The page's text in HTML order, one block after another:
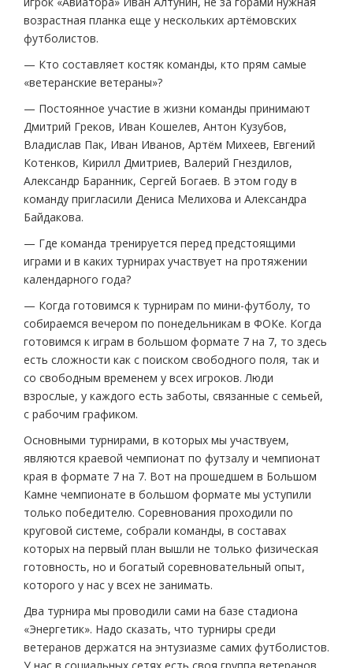
возрастная планка еще у нескольких артёмовских
футболистов.
— Кто составляет костяк команды, кто прям самые
«ветеранские ветераны»?
— Постоянное участие в жизни команды принимают
Дмитрий Греков, Иван Кошелев, Антон Кузубов,
Владислав Пак, Иван Иванов, Артём Михеев, Евгений
Котенков, Кирилл Дмитриев, Валерий Гнездилов,
Александр Баранник, Сергей Богаев. В этом году в
команду пригласили Дениса Мелихова и Александра
Байдакова.
— Где команда тренируется перед предстоящими
играми и в каких турнирах участвует на протяжении
календарного года?
— Когда готовимся к турнирам по мини-футболу, то
собираемся вечером по понедельникам в ФОКе. Когда
готовимся к играм в большом формате 7 на 7, то здесь
есть сложности как с поиском свободного поля, так и
со свободным временем у всех игроков. Люди
взрослые, у каждого есть заботы, связанные с семьей,
с рабочим графиком.
Основными турнирами, в которых мы участвуем,
являются краевой чемпионат по футзалу и чемпионат
края в формате 7 на 7. Вот на прошедшем в Большом
Камне чемпионате в большом формате мы уступили
только победителю. Соревнования проходили по
круговой системе, собрали команды, в составах
которых на первый план вышли не только физическая
готовность, но и богатый соревновательный опыт,
которого у нас у всех не занимать.
Два турнира мы проводили сами на базе стадиона
«Энергетик». Надо сказать, что турниры среди
ветеранов держатся на энтузиазме самих футболистов.
У нас в социальных сетях есть своя группа ветеранов